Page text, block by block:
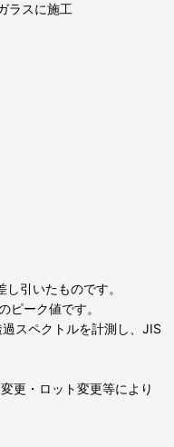
ラスに施工
引いたものです。
ーク値です。
スペクトルを計測し、JIS
更・ロット変更等により